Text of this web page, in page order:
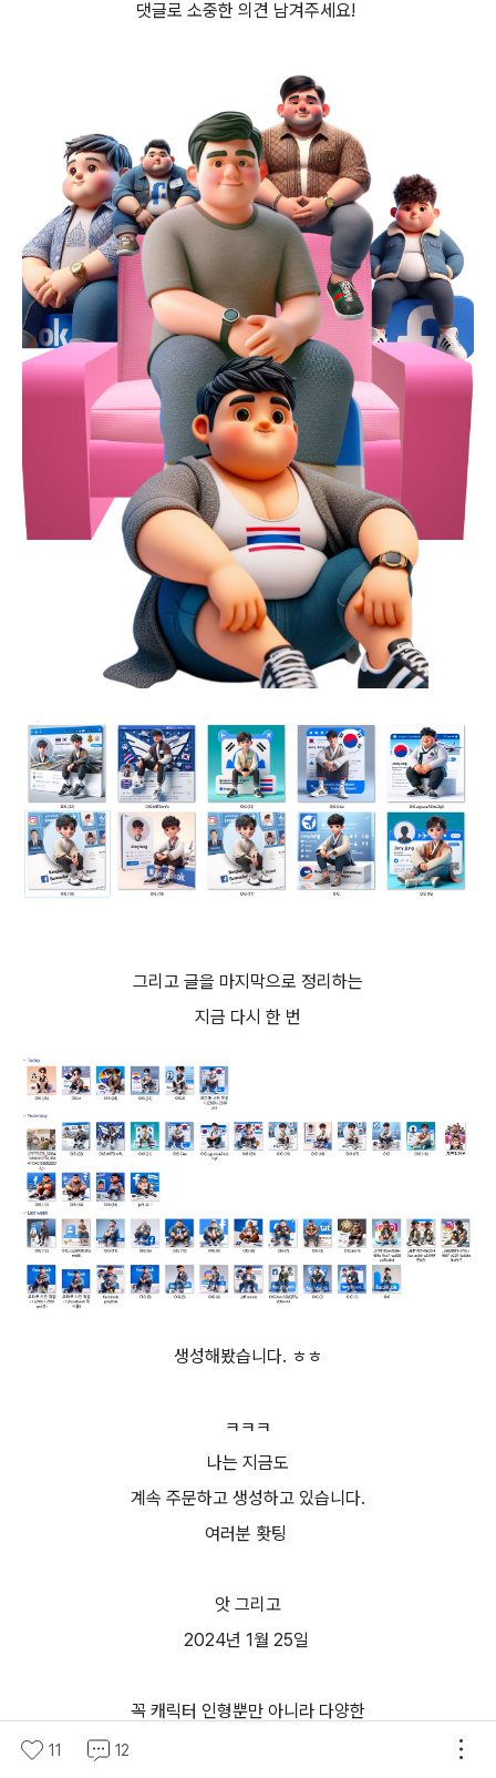
댓글로 소중한 의견 남겨주세요!
그리고 글을 마지막으로 정리하는
지금 다시 한 번
생성해봤습니다. ㅎㅎ
ㅋㅋㅋ
나는 지금도
계속 주문하고 생성하고 있습니다.
여러분 홧팅
앗 그리고
2024년 1월 25일
꼭 캐릭터 인형뿐만 아니라 다양한
11 12